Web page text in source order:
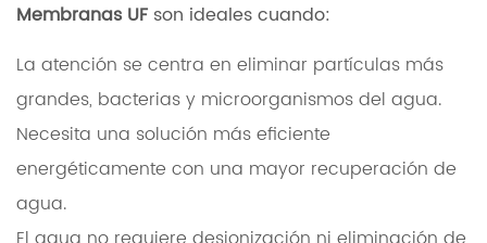
Membranas UF son ideales cuando:
La atención se centra en eliminar partículas más
grandes, bacterias y microorganismos del agua.
Necesita una solución más eficiente
energéticamente con una mayor recuperación de
agua.